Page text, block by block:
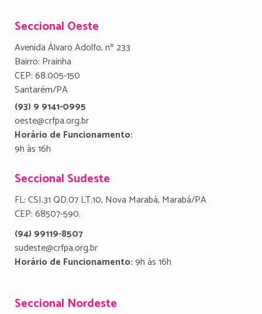
Seccional Oeste
Avenida Álvaro Adolfo, nº 233
Bairro: Prainha
CEP: 68.005-150
Santarém/PA
(93) 9 9141-0995
oeste@crfpa.org.br
Horário de Funcionamento:
9h às 16h
Seccional Sudeste
FL: CSI.31 QD.07 LT.10, Nova Marabá, Marabá/PA
CEP: 68507-590.
(94) 99119-8507
sudeste@crfpa.org.br
Horário de Funcionamento:9h às 16h
Seccional Nordeste